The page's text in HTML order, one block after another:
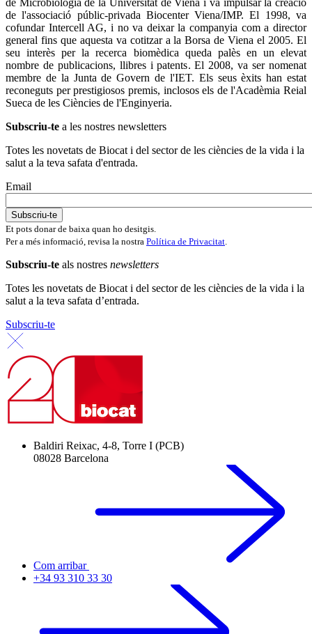
de Microbiologia de la Universitat de Viena i va impulsar la creació
de l'associació públic-privada Biocenter Viena/IMP. El 1998, va
cofundar Intercell AG, i no va deixar la companyia com a director
general fins que aquesta va cotitzar a la Borsa de Viena el 2005. El
seu interès per la recerca biomèdica queda palès en un elevat
nombre de publicacions, llibres i patents. El 2008, va ser nomenat
membre de la Junta de Govern de l'IET. Els seus èxits han estat
reconeguts per prestigiosos premis, inclosos els de l'Acadèmia Reial
Sueca de les Ciències de l'Enginyeria.
Subscriu-te a les nostres newsletters
Totes les novetats de Biocat i del sector de les ciències de la vida i la
salut a la teva safata d'entrada.
Email
Et pots donar de baixa quan ho desitgis.
Per a més informació, revisa la nostra Política de Privacitat.
Subscriu-te als nostres newsletters
Totes les novetats de Biocat i del sector de les ciències de la vida i la
salut a la teva safata d’entrada.
Subscriu-te
Baldiri Reixac, 4-8, Torre I (PCB)
08028 Barcelona
Com arribar
+34 93 310 33 30